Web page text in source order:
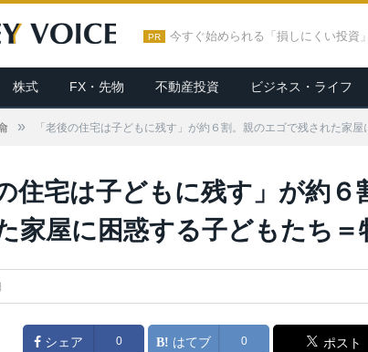
PR 今すぐ始められる「損しにくい投資」
株式 FX・先物 不動産投資 ビジネス・ライフ
» 「老後の住宅は子どもに残す」が約６割。親のエゴで残された家
住宅は子どもに残す」が約
家屋に困惑する子どもたち＝
シェア 0 はてブ 0 ポスト